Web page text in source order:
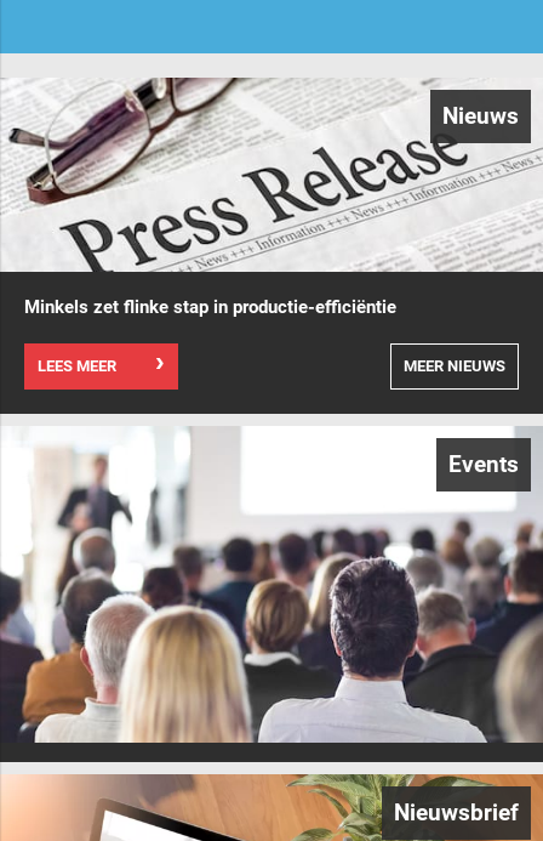
Nieuws
Minkels zet flinke stap in productie-efficiëntie
LEES MEER MEER NIEUWS
Events
Nieuwsbrief